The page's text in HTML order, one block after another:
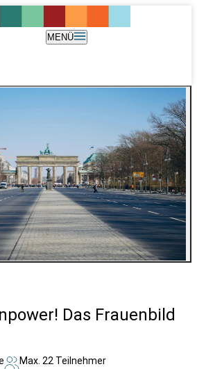
MENÜ
Das Frauenbild
Max. 22 Teilnehmer